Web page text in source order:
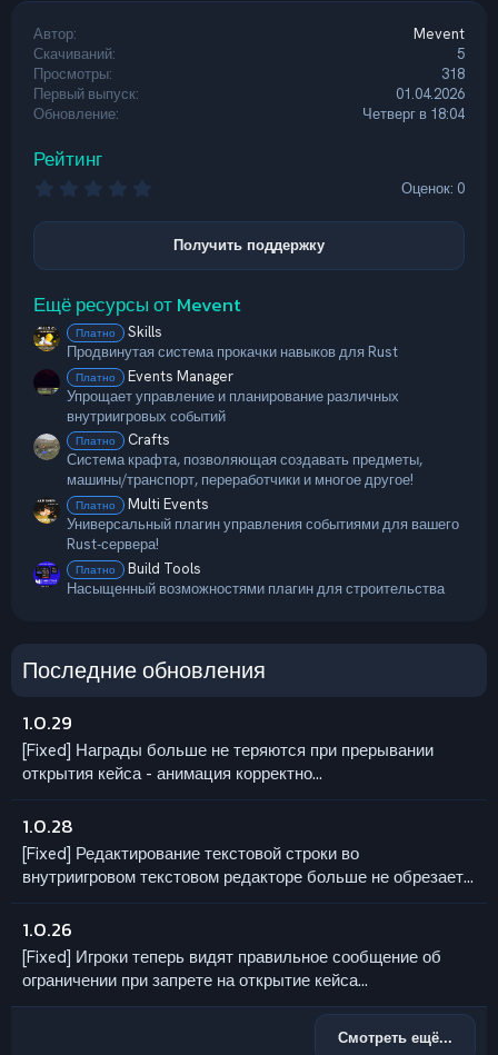
Автор
Mevent
Скачиваний
5
Просмотры
318
Первый выпуск
01.04.2026
Обновление
Четверг в 18:04
Рейтинг
0
в
з
д
Оценок: 0
Получить поддержку
Ещё ресурсы от Mevent
Платно
Skills
Продвинутая система прокачки навыков для Rust
Платно
Events Manager
Упрощает управление и планирование различных
внутриигровых событий
Платно
Crafts
Система крафта, позволяющая создавать предметы,
машины/транспорт, переработчики и многое другое!
Платно
Multi Events
Универсальный плагин управления событиями для вашего
Rust‑сервера!
Платно
Build Tools
Насыщенный возможностями плагин для строительства
Последние обновления
1.0.29
[Fixed] Награды больше не теряются при прерывании
открытия кейса - анимация корректно...
1.0.28
[Fixed] Редактирование текстовой строки во
внутриигровом текстовом редакторе больше не обрезает...
1.0.26
[Fixed] Игроки теперь видят правильное сообщение об
ограничении при запрете на открытие кейса...
Смотреть ещё...